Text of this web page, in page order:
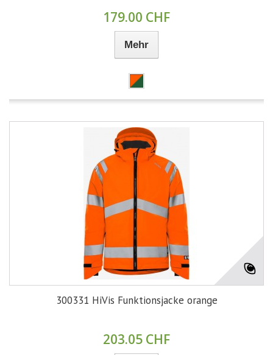
179.00 CHF
Mehr
300331 HiVis Funktionsjacke orange
203.05 CHF